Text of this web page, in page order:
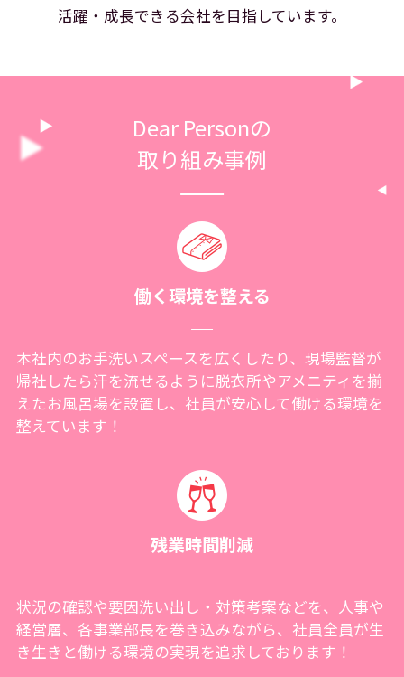
活躍・成長できる会社を目指しています。
Dear Personの
取り組み事例
働く環境を整える
本社内のお手洗いスペースを広くしたり、現場監督が
帰社したら汗を流せるように脱衣所やアメニティを揃
えたお風呂場を設置し、社員が安心して働ける環境を
整えています！
残業時間削減
状況の確認や要因洗い出し・対策考案などを、人事や
経営層、各事業部長を巻き込みながら、社員全員が生
き生きと働ける環境の実現を追求しております！